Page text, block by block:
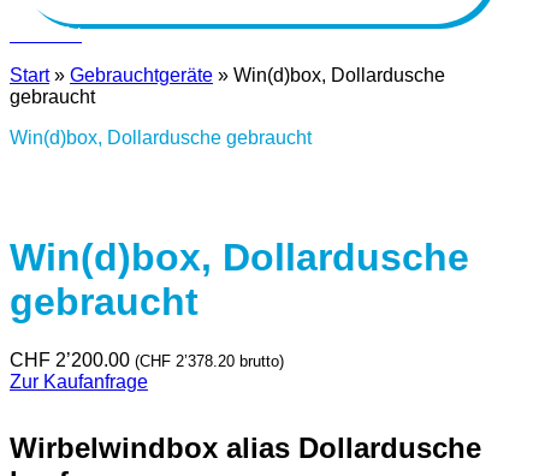
Kontakt
Start» Gebrauchtgeräte » Win(d)box, Dollardusche
gebraucht
Win(d)box, Dollardusche gebraucht
Win(d)box, Dollardusche
gebraucht
CHF 2’200.00 (CHF 2’378.20 brutto)
Zur Kaufanfrage
Wirbelwindbox alias Dollardusche